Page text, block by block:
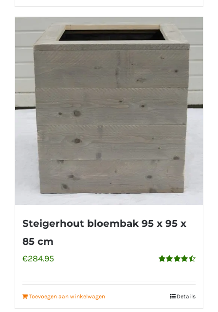
Steigerhout bloembak 95 x 95 x
85 cm
€284.95
Toevoegen aan winkelwagen Details